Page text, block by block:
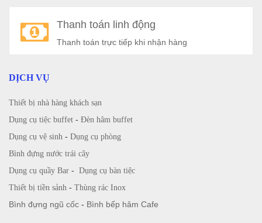
Thanh toán linh động
Thanh toán trực tiếp khi nhận hàng
DỊCH VỤ
Thiết bị nhà hàng khách sạn
Dụng cụ tiệc buffet - Đèn hâm buffet
Dụng cụ vệ sinh - Dụng cụ phòng
Bình đựng nước trái cây
Dụng cụ quầy Bar - Dụng cụ bàn tiệc
Thiết bị tiền sảnh - Thùng rác Inox
Bình đựng ngũ cốc - Bình bếp hâm Cafe